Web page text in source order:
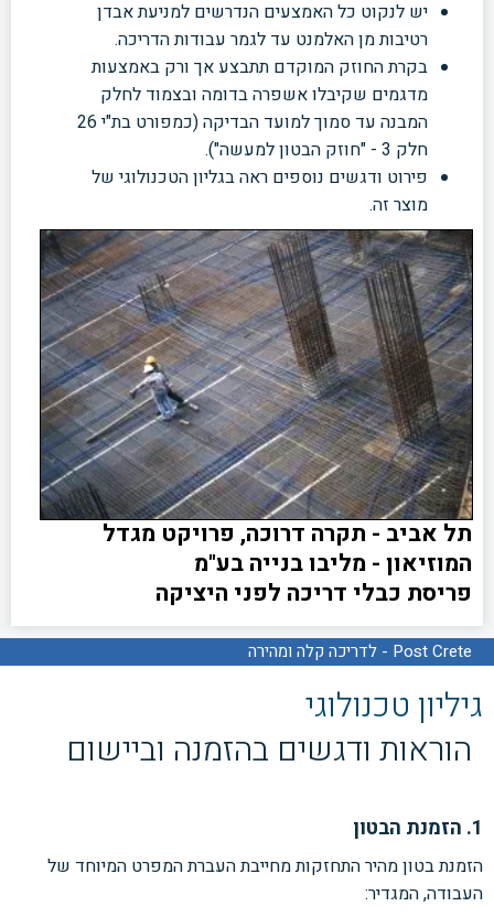
יש לנקוט כל האמצעים הנדרשים למניעת אבדן
רטיבות מן האלמנט עד לגמר עבודות הדריכה.
בקרת החוזק המוקדם תתבצע אך ורק באמצעות
מדגמים שקיבלו אשפרה בדומה ובצמוד לחלק
המבנה עד סמוך למועד הבדיקה (כמפורט בת"י 26
חלק 3 - "חוזק הבטון למעשה").
פירוט ודגשים נוספים ראה בגליון הטכנולוגי של
מוצר זה.
תל אביב - תקרה דרוכה, פרויקט מגדל
המוזיאון - מליבו בנייה בע"מ
פריסת כבלי דריכה לפני היציקה
Post Crete - לדריכה קלה ומהירה
גיליון טכנולוגי
הוראות ודגשים בהזמנה וביישום
1. הזמנת הבטון
הזמנת בטון מהיר התחזקות מחייבת העברת המפרט המיוחד של
העבודה, המגדיר: